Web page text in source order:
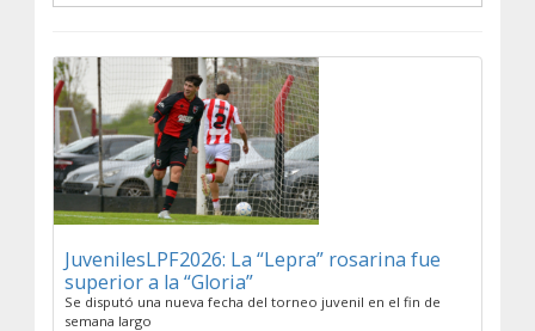
JuvenilesLPF2026: La “Lepra” rosarina fue
superior a la “Gloria”
Se disputó una nueva fecha del torneo juvenil en el fin de
semana largo